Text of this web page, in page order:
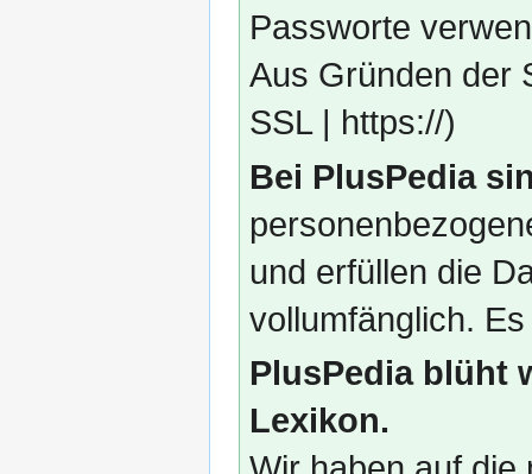
Passworte
Aus Gründen der
SSL | https://)
Bei PlusPedia
und erfüllen die
vollumfänglich.
PlusPedia blüht
Lexikon.